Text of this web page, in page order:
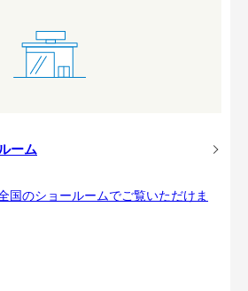
ーム
国のショールームでご覧いただけま